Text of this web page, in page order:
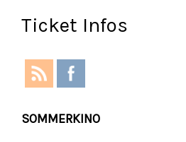
Ticket Infos
SOMMERKINO